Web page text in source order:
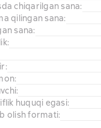
chiqarilgan sana:
qilingan sana:
sana:
:
:
:
:
huquqi egasi:
olish formati: